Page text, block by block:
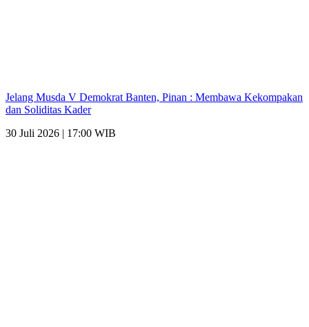
Jelang Musda V Demokrat Banten, Pinan : Membawa Kekompakan
dan Soliditas Kader
30 Juli 2026 | 17:00 WIB